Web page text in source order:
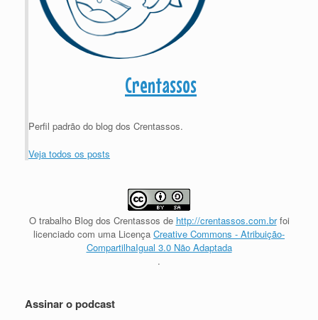
Crentassos
Perfil padrão do blog dos Crentassos.
Veja todos os posts
O trabalho Blog dos Crentassos de http://crentassos.com.brfoi
licenciado com uma Licença Creative Commons - Atribuição-
CompartilhaIgual 3.0 Não Adaptada
.
Assinar o podcast